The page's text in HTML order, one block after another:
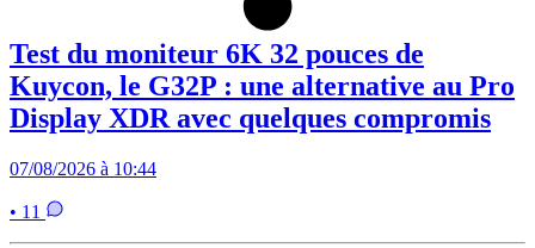
Test du moniteur 6K 32 pouces de
Kuycon, le G32P : une alternative au Pro
Display XDR avec quelques compromis
07/08/2026 à 10:44
• 11